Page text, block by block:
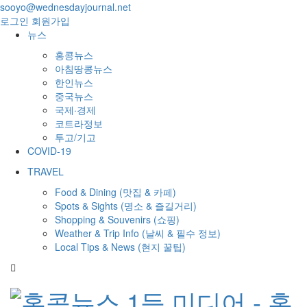
sooyo@wednesdayjournal.net
로그인 회원가입
뉴스
홍콩뉴스
아침땅콩뉴스
한인뉴스
중국뉴스
국제·경제
코트라정보
투고/기고
COVID-19
TRAVEL
Food & Dining (맛집 & 카페)
Spots & Sights (명소 & 즐길거리)
Shopping & Souvenirs (쇼핑)
Weather & Trip Info (날씨 & 필수 정보)
Local Tips & News (현지 꿀팁)